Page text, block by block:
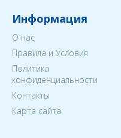
Информация
О нас
Правила и Условия
Политика
конфиденциальности
Контакты
Карта сайта